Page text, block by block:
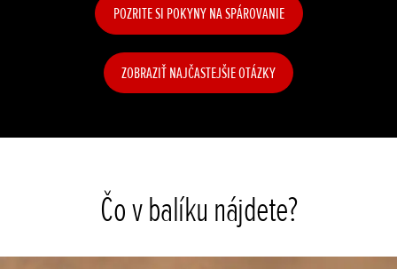
POZRITE SI POKYNY NA SPÁROVANIE
ZOBRAZIŤ NAJČASTEJŠIE OTÁZKY
Čo v balíku nájdete?